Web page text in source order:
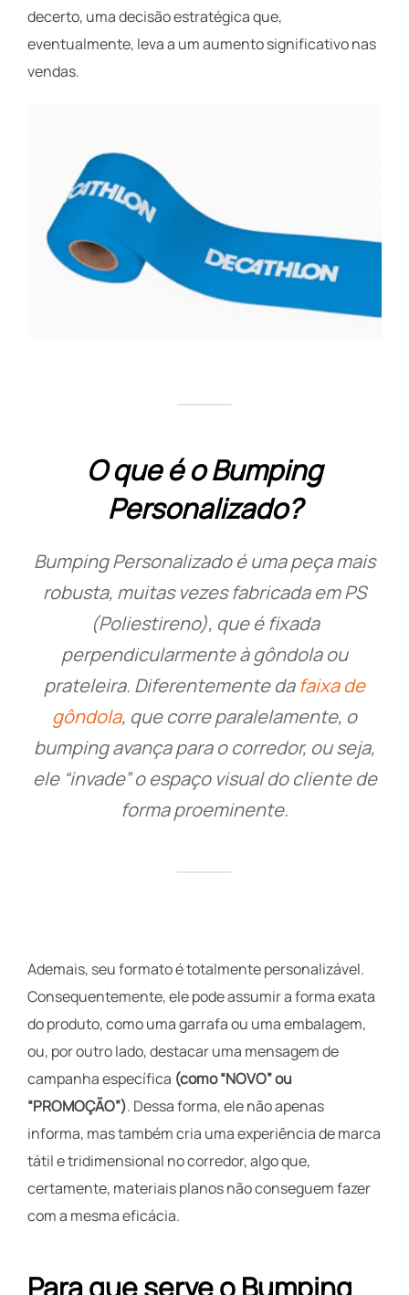
decerto, uma decisão estratégica que,
eventualmente, leva a um aumento significativo nas
vendas.
O que é o Bumping
Personalizado?
Bumping Personalizado é uma peça mais
robusta, muitas vezes fabricada em PS
(Poliestireno), que é fixada
perpendicularmente à gôndola ou
prateleira. Diferentemente dafaixa de
gôndola, que corre paralelamente, o
bumping avança para o corredor, ou seja,
ele “invade” o espaço visual do cliente de
forma proeminente.
Ademais, seu formato é totalmente personalizável.
Consequentemente, ele pode assumir a forma exata
do produto, como uma garrafa ou uma embalagem,
ou, por outro lado, destacar uma mensagem de
campanha específica (como “NOVO” ou
“PROMOÇÃO”). Dessa forma, ele não apenas
informa, mas também cria uma experiência de marca
tátil e tridimensional no corredor, algo que,
certamente, materiais planos não conseguem fazer
com a mesma eficácia.
Para que serve o Bumping